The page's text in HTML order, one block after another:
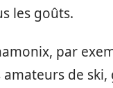
les goûts.
par
de ski,